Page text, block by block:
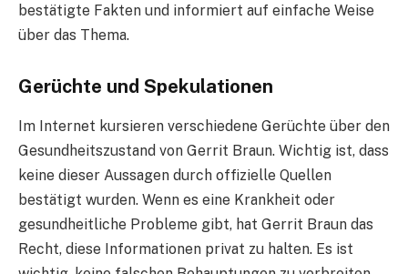
bestätigte Fakten und informiert auf einfache Weise
über das Thema.
Gerüchte und Spekulationen
Im Internet kursieren verschiedene Gerüchte über den
Gesundheitszustand von Gerrit Braun. Wichtig ist, dass
keine dieser Aussagen durch offizielle Quellen
bestätigt wurden. Wenn es eine Krankheit oder
gesundheitliche Probleme gibt, hat Gerrit Braun das
Recht, diese Informationen privat zu halten. Es ist